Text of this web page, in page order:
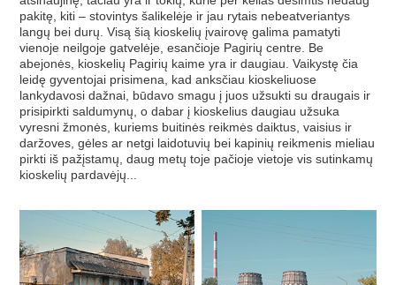
pakitę, kiti – stovintys šalikelėje ir jau rytais nebeatveriantys
langų bei durų. Visą šią kioskelių įvairovę galima pamatyti
vienoje neilgoje gatvelėje, esančioje Pagirių centre. Be
abejonės, kioskelių Pagirių kaime yra ir daugiau. Vaikystę čia
leidę gyventojai prisimena, kad anksčiau kioskeliuose
lankydavosi dažnai, būdavo smagu į juos užsukti su draugais ir
prisipirkti saldumynų, o dabar į kioskelius daugiau užsuka
vyresni žmonės, kuriems buitinės reikmės daiktus, vaisius ir
daržoves, gėles ar netgi laidotuvių bei kapinių reikmenis mieliau
pirkti iš pažįstamų, daug metų toje pačioje vietoje vis sutinkamų
kioskelių pardavėjų...